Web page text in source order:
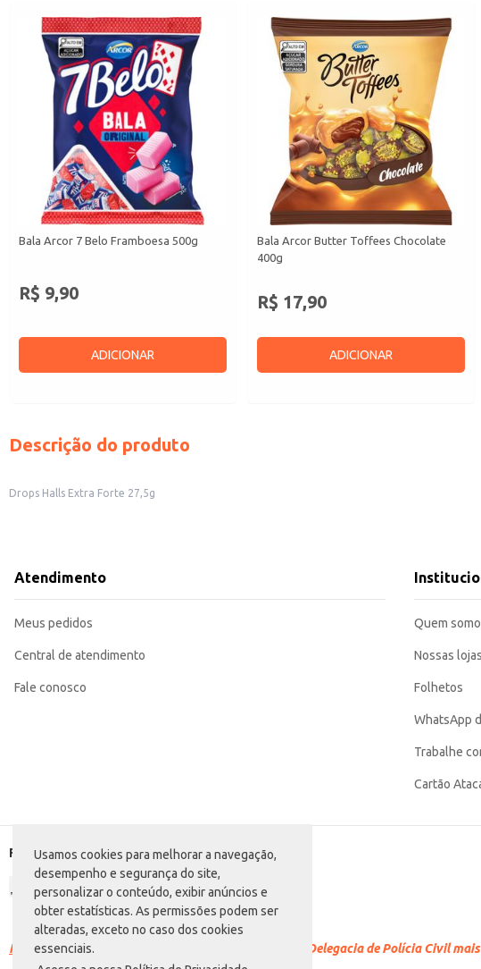
Usamos cookies para melhorar a navegação,
desempenho e segurança do site,
personalizar o conteúdo, exibir anúncios e
obter estatísticas. As permissões podem ser
alteradas, exceto no caso dos cookies
essenciais.
Bala Arcor 7 Belo Framboesa 500g
R$ 9,90
ADICIONAR
Bala Arcor Butter Toffees Chocolate
400g
R$ 17,90
ADICIONAR
Descrição do produto
Drops Halls Extra Forte 27,5g
Atendimento
Meus pedidos
Central de atendimento
Fale conosco
Quem
Nossas lojas
Folhetos
WhatsApp
Trabalhe
Cartão
Formas de pagamento
Racismo é crime. Denuncie. Disque 100 ou procure a Delegacia de Polícia Civil